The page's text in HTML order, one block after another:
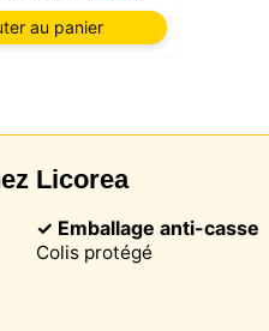
au panier
Licorea
✓ Emballage anti-casse
Colis protégé